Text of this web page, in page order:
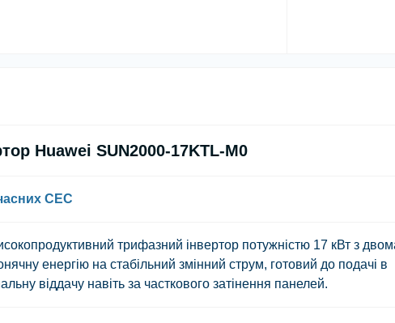
Huawei SUN2000-17KTL-M0
СЕС
трифазний інвертор потужністю 17 кВт з
енергію на стабільний змінний струм, готовий до подачі в
віддачу навіть за часткового затінення панелей.